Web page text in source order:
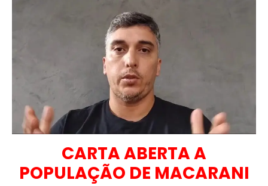
CARTA ABERTA A
POPULAÇÃO DE MACARANI